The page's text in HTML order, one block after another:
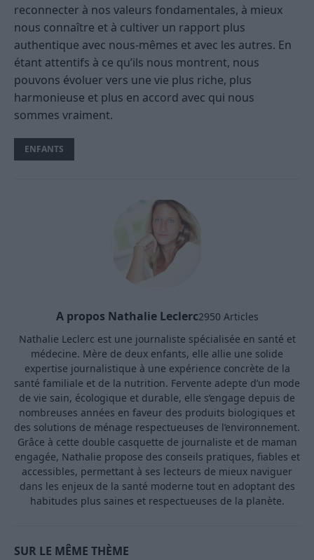
reconnecter à nos valeurs fondamentales, à mieux
nous connaître et à cultiver un rapport plus
authentique avec nous-mêmes et avec les autres. En
étant attentifs à ce qu’ils nous montrent, nous
pouvons évoluer vers une vie plus riche, plus
harmonieuse et plus en accord avec qui nous
sommes vraiment.
ENFANTS
A propos Nathalie Leclerc2950 Articles
Nathalie Leclerc est une journaliste spécialisée en santé et
médecine. Mère de deux enfants, elle allie une solide
expertise journalistique à une expérience concrète de la
santé familiale et de la nutrition. Fervente adepte d’un mode
de vie sain, écologique et durable, elle s’engage depuis de
nombreuses années en faveur des produits biologiques et
des solutions de ménage respectueuses de l’environnement.
Grâce à cette double casquette de journaliste et de maman
engagée, Nathalie propose des conseils pratiques, fiables et
accessibles, permettant à ses lecteurs de mieux naviguer
dans les enjeux de la santé moderne tout en adoptant des
habitudes plus saines et respectueuses de la planète.
SUR LE MÊME THÈME